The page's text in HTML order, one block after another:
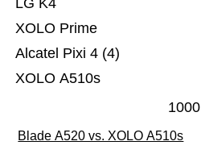
XOLO A510s
Alcatel Pixi 4 (4)
XOLO Prime
LG K4
1000
Blade A520 vs. XOLO A510s